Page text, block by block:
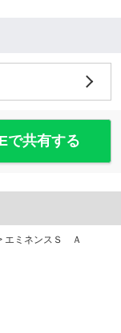
で共有する
エミネンスＳ Ａ